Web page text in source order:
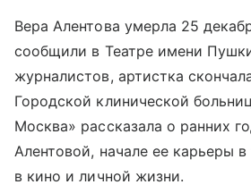
Вера Алентова умерла 25
сообщили в Театре имени
журналистов, артистка
Городской клинической
Москва» рассказала о ранних
Алентовой, начале ее карьеры в
в кино и личной жизни.